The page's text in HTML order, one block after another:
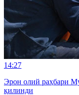
14:27
Эрон олий раҳбари
қилинди